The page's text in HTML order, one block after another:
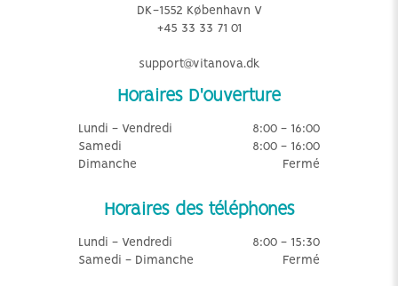
DK-1552 København V
+45 33 33 71 01
support@vitanova.dk
Horaires D'ouverture
Lundi - Vendredi
8:00 - 16:00
Samedi
8:00 - 16:00
Dimanche
Fermé
Horaires des téléphones
Lundi - Vendredi
8:00 - 15:30
Samedi - Dimanche
Fermé